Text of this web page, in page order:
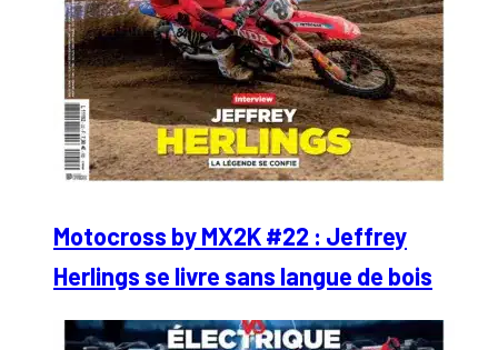
Motocross by MX2K #22 : Jeffrey
Herlings se livre sans langue de bois